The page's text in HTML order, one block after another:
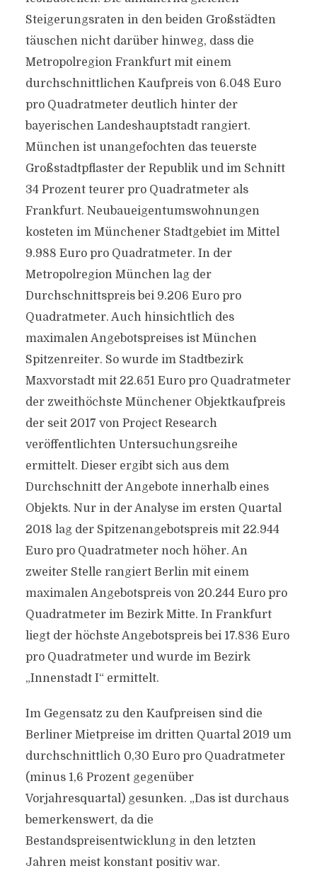
Steigerungsraten in den beiden Großstädten
täuschen nicht darüber hinweg, dass die
Metropolregion Frankfurt mit einem
durchschnittlichen Kaufpreis von 6.048 Euro
pro Quadratmeter deutlich hinter der
bayerischen Landeshauptstadt rangiert.
München ist unangefochten das teuerste
Großstadtpflaster der Republik und im Schnitt
34 Prozent teurer pro Quadratmeter als
Frankfurt. Neubaueigentumswohnungen
kosteten im Münchener Stadtgebiet im Mittel
9.988 Euro pro Quadratmeter. In der
Metropolregion München lag der
Durchschnittspreis bei 9.206 Euro pro
Quadratmeter. Auch hinsichtlich des
maximalen Angebotspreises ist München
Spitzenreiter. So wurde im Stadtbezirk
Maxvorstadt mit 22.651 Euro pro Quadratmeter
der zweithöchste Münchener Objektkaufpreis
der seit 2017 von Project Research
veröffentlichten Untersuchungsreihe
ermittelt. Dieser ergibt sich aus dem
Durchschnitt der Angebote innerhalb eines
Objekts. Nur in der Analyse im ersten Quartal
2018 lag der Spitzenangebotspreis mit 22.944
Euro pro Quadratmeter noch höher. An
zweiter Stelle rangiert Berlin mit einem
maximalen Angebotspreis von 20.244 Euro pro
Quadratmeter im Bezirk Mitte. In Frankfurt
liegt der höchste Angebotspreis bei 17.836 Euro
pro Quadratmeter und wurde im Bezirk
„Innenstadt I“ ermittelt.
Im Gegensatz zu den Kaufpreisen sind die
Berliner Mietpreise im dritten Quartal 2019 um
durchschnittlich 0,30 Euro pro Quadratmeter
(minus 1,6 Prozent gegenüber
Vorjahresquartal) gesunken. „Das ist durchaus
bemerkenswert, da die
Bestandspreisentwicklung in den letzten
Jahren meist konstant positiv war.